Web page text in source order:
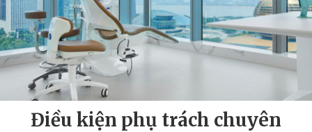
Điều kiện phụ trách chuyên